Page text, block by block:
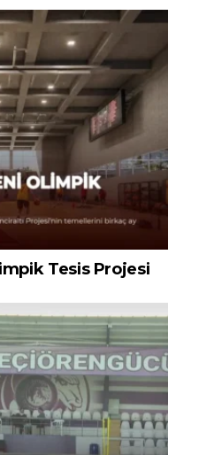
Tesis Projesi